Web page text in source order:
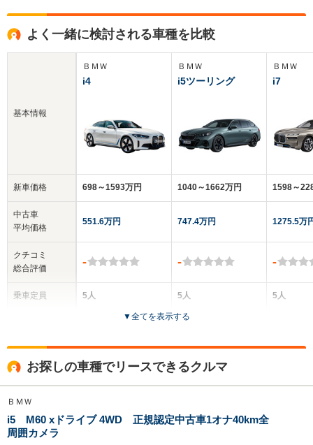
よく一緒に検討される車種を比較
基本情報
新車価格
中古車
平均価格
クチコミ
総合評価
乗車定員
サイズ
ＢＭＷ
i4
698～1593万円
551.6万円
-
5人
1.46m
全幅
ＢＭＷ
i5ツーリング
1040～1662万円
747.4万円
-
5人
5ドア
1.51m～1.52m
全幅
ＢＭＷ
i7
1598～
1275.5万
-
5人
▼全てを表示する
お探しの車種でリースできるクルマ
ＢＭＷ
i5 M60 xドライブ 4WD 正規認定中古車1オナ40km全
周囲カメラ